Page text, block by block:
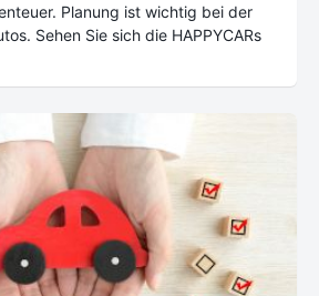
Planung ist wichtig bei der
Sehen Sie sich die HAPPYCARs